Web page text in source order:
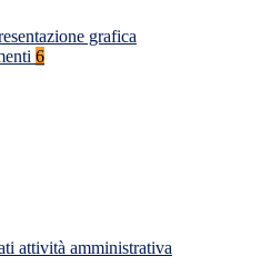
grafica
6
attività amministrativa